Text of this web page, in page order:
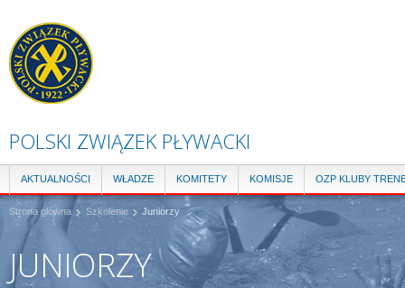
POLSKI ZWIĄZEK PŁYWACKI
AKTUALNOŚCI WŁADZE KOMITETY KOMISJE OZP KLUBY
Strona główna Szkolenie Juniorzy
JUNIORZY